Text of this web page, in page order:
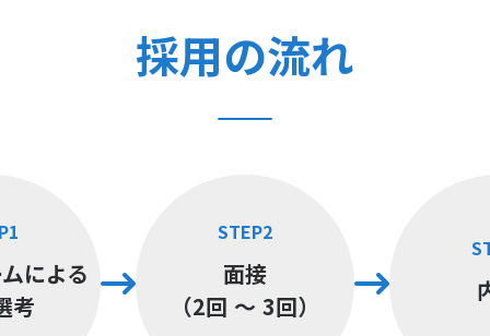
採用の流れ
による
考
STEP2
面接
（2回 〜 3回）